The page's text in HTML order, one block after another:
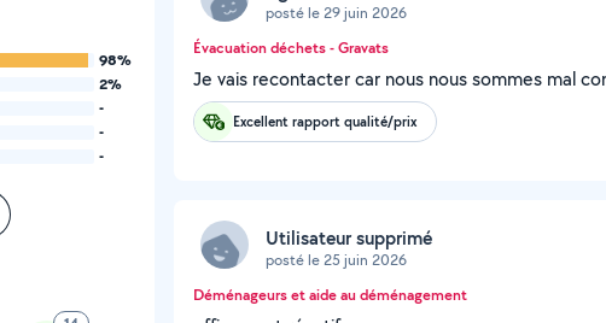
98%
2%
-
-
-
posté le 29 juin 2026
Évacuation déchets - Gravats
Je vais recontacter car nous nous sommes mal
Excellent rapport qualité/prix
Utilisateur supprimé
posté le 25 juin 2026
Déménageurs et aide au déménagement